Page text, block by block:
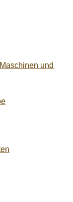
und